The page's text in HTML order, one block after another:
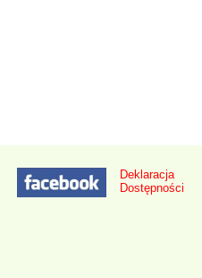
Deklaracja
Dostępności